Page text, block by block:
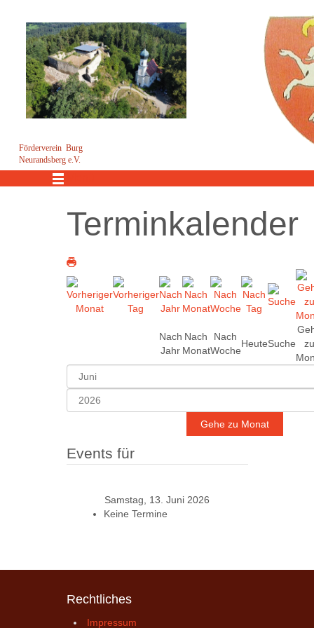
Förderverein Burg
Neurandsberg e.V.
Terminkalender
Nach
Jahr
Nach
Monat
Nach
Woche
HeuteSuche
zu
Gehe zu Monat
Events für
Samstag, 13. Juni 2026
Keine Termine
Rechtliches
Impressum